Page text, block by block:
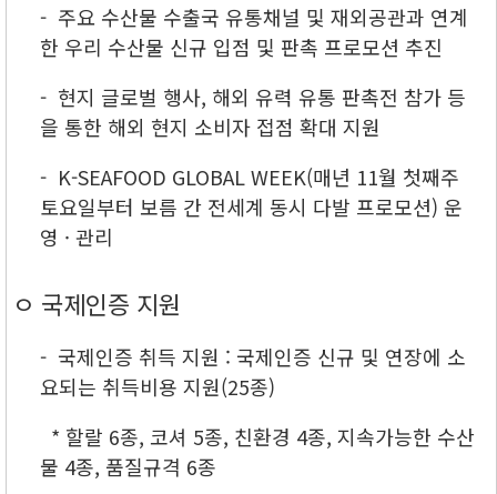
- 주요 수산물 수출국 유통채널 및 재외공관과 연계
한 우리 수산물 신규 입점 및 판촉 프로모션 추진
- 현지 글로벌 행사, 해외 유력 유통 판촉전 참가 등
을 통한 해외 현지 소비자 접점 확대 지원
- K-SEAFOOD GLOBAL WEEK(매년 11월 첫째주
토요일부터 보름 간 전세계 동시 다발 프로모션) 운
영 · 관리
ㅇ 국제인증 지원
- 국제인증 취득 지원 : 국제인증 신규 및 연장에 소
요되는 취득비용 지원(25종)
* 할랄 6종, 코셔 5종, 친환경 4종, 지속가능한 수산
물 4종, 품질규격 6종